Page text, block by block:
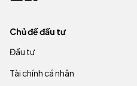
Chủ đề đầu tư
Đầu tư
Tài chính cá nhân